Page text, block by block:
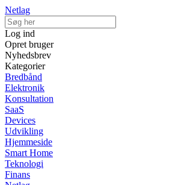
Netlag
Log ind
Opret bruger
Nyhedsbrev
Kategorier
Bredbånd
Elektronik
Konsultation
SaaS
Devices
Udvikling
Hjemmeside
Smart Home
Teknologi
Finans